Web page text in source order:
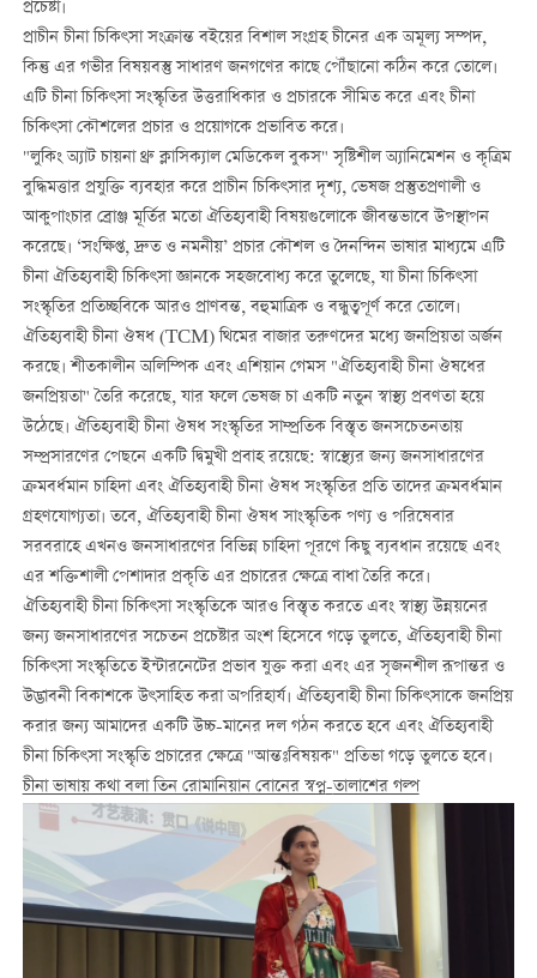
প্রচেষ্টা।
প্রাচীন চীনা চিকিৎসা সংক্রান্ত বইয়ের বিশাল সংগ্রহ চীনের এক অমূল্য সম্পদ,
কিন্তু এর গভীর বিষয়বস্তু সাধারণ জনগণের কাছে পৌঁছানো কঠিন করে তোলে।
এটি চীনা চিকিৎসা সংস্কৃতির উত্তরাধিকার ও প্রচারকে সীমিত করে এবং চীনা
চিকিৎসা কৌশলের প্রচার ও প্রয়োগকে প্রভাবিত করে।
"লুকিং অ্যাট চায়না থ্রু ক্লাসিক্যাল মেডিকেল বুকস" সৃষ্টিশীল অ্যানিমেশন ও কৃত্রিম
বুদ্ধিমত্তার প্রযুক্তি ব্যবহার করে প্রাচীন চিকিৎসার দৃশ্য, ভেষজ প্রস্তুতপ্রণালী ও
আকুপাংচার ব্রোঞ্জ মূর্তির মতো ঐতিহ্যবাহী বিষয়গুলোকে জীবন্তভাবে উপস্থাপন
করেছে। ‘সংক্ষিপ্ত, দ্রুত ও নমনীয়’ প্রচার কৌশল ও দৈনন্দিন ভাষার মাধ্যমে এটি
চীনা ঐতিহ্যবাহী চিকিৎসা জ্ঞানকে সহজবোধ্য করে তুলেছে, যা চীনা চিকিৎসা
সংস্কৃতির প্রতিচ্ছবিকে আরও প্রাণবন্ত, বহুমাত্রিক ও বন্ধুত্বপূর্ণ করে তোলে।
ঐতিহ্যবাহী চীনা ঔষধ (TCM) থিমের বাজার তরুণদের মধ্যে জনপ্রিয়তা অর্জন
করছে। শীতকালীন অলিম্পিক এবং এশিয়ান গেমস "ঐতিহ্যবাহী চীনা ঔষধের
জনপ্রিয়তা" তৈরি করেছে, যার ফলে ভেষজ চা একটি নতুন স্বাস্থ্য প্রবণতা হয়ে
উঠেছে। ঐতিহ্যবাহী চীনা ঔষধ সংস্কৃতির সাম্প্রতিক বিস্তৃত জনসচেতনতায়
সম্প্রসারণের পেছনে একটি দ্বিমুখী প্রবাহ রয়েছে: স্বাস্থ্যের জন্য জনসাধারণের
ক্রমবর্ধমান চাহিদা এবং ঐতিহ্যবাহী চীনা ঔষধ সংস্কৃতির প্রতি তাদের ক্রমবর্ধমান
গ্রহণযোগ্যতা। তবে, ঐতিহ্যবাহী চীনা ঔষধ সাংস্কৃতিক পণ্য ও পরিষেবার
সরবরাহে এখনও জনসাধারণের বিভিন্ন চাহিদা পূরণে কিছু ব্যবধান রয়েছে এবং
এর শক্তিশালী পেশাদার প্রকৃতি এর প্রচারের ক্ষেত্রে বাধা তৈরি করে।
ঐতিহ্যবাহী চীনা চিকিৎসা সংস্কৃতিকে আরও বিস্তৃত করতে এবং স্বাস্থ্য উন্নয়নের
জন্য জনসাধারণের সচেতন প্রচেষ্টার অংশ হিসেবে গড়ে তুলতে, ঐতিহ্যবাহী চীনা
চিকিৎসা সংস্কৃতিতে ইন্টারনেটের প্রভাব যুক্ত করা এবং এর সৃজনশীল রূপান্তর ও
উদ্ভাবনী বিকাশকে উৎসাহিত করা অপরিহার্য। ঐতিহ্যবাহী চীনা চিকিৎসাকে জনপ্রিয়
করার জন্য আমাদের একটি উচ্চ-মানের দল গঠন করতে হবে এবং ঐতিহ্যবাহী
চীনা চিকিৎসা সংস্কৃতি প্রচারের ক্ষেত্রে "আন্তঃবিষয়ক" প্রতিভা গড়ে তুলতে হবে।
চীনা ভাষায় কথা বলা তিন রোমানিয়ান বোনের স্বপ্ন-তালাশের গল্প